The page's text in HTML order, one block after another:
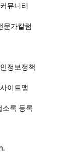
커뮤니티
문가칼럼
정보정책
사이트맵
소록 등록
.